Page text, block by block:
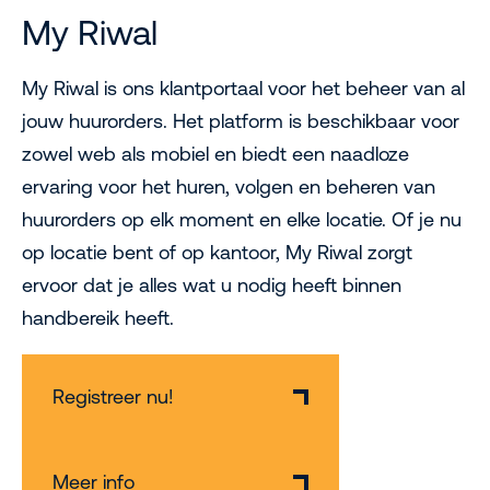
My Riwal
My Riwal is ons klantportaal voor het beheer van al
jouw huurorders. Het platform is beschikbaar voor
zowel web als mobiel en biedt een naadloze
ervaring voor het huren, volgen en beheren van
huurorders op elk moment en elke locatie. Of je nu
op locatie bent of op kantoor, My Riwal zorgt
ervoor dat je alles wat u nodig heeft binnen
handbereik heeft.
Registreer nu!
Meer info